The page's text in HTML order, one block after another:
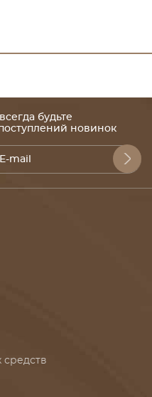
будьте
новинок